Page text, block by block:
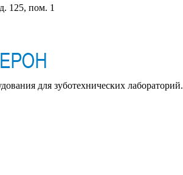
125, пом. 1
для зуботехнических лабораторий.